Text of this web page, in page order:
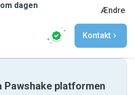
dagen
Ændre
Kontakt
Pawshake platformen